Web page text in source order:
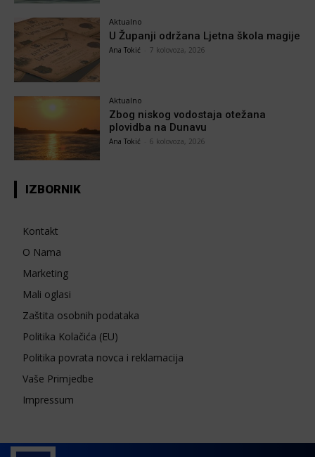
Aktualno
U Županji održana Ljetna škola magije
Ana Tokić 7 kolovoza, 2026
Aktualno
Zbog niskog vodostaja otežana
plovidba na Dunavu
Ana Tokić 6 kolovoza, 2026
IZBORNIK
Kontakt
O Nama
Marketing
Mali oglasi
Zaštita osobnih podataka
Politika Kolačića (EU)
Politika povrata novca i reklamacija
Vaše Primjedbe
Impressum